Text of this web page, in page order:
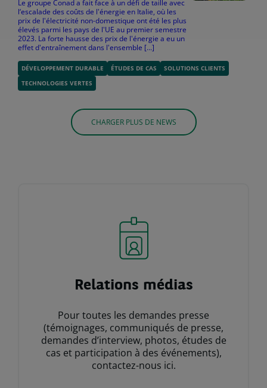
Le groupe Conad a fait face à un défi de taille avec
l‘escalade des coûts de l'énergie en Italie, où les
prix de l'électricité non-domestique ont été les plus
élevés parmi les pays de l'UE au premier semestre
2023. La forte hausse des prix de l'énergie a eu un
effet d'entraînement dans l'ensemble [...]
DÉVELOPPEMENT DURABLE ÉTUDES DE CAS
SOLUTIONS CLIENTS
TECHNOLOGIES VERTES
CHARGER PLUS DE NEWS
Relations médias
Pour toutes les demandes presse
(témoignages, communiqués de presse,
demandes d’interview, photos, études de
cas et participation à des événements),
contactez-nous ici.